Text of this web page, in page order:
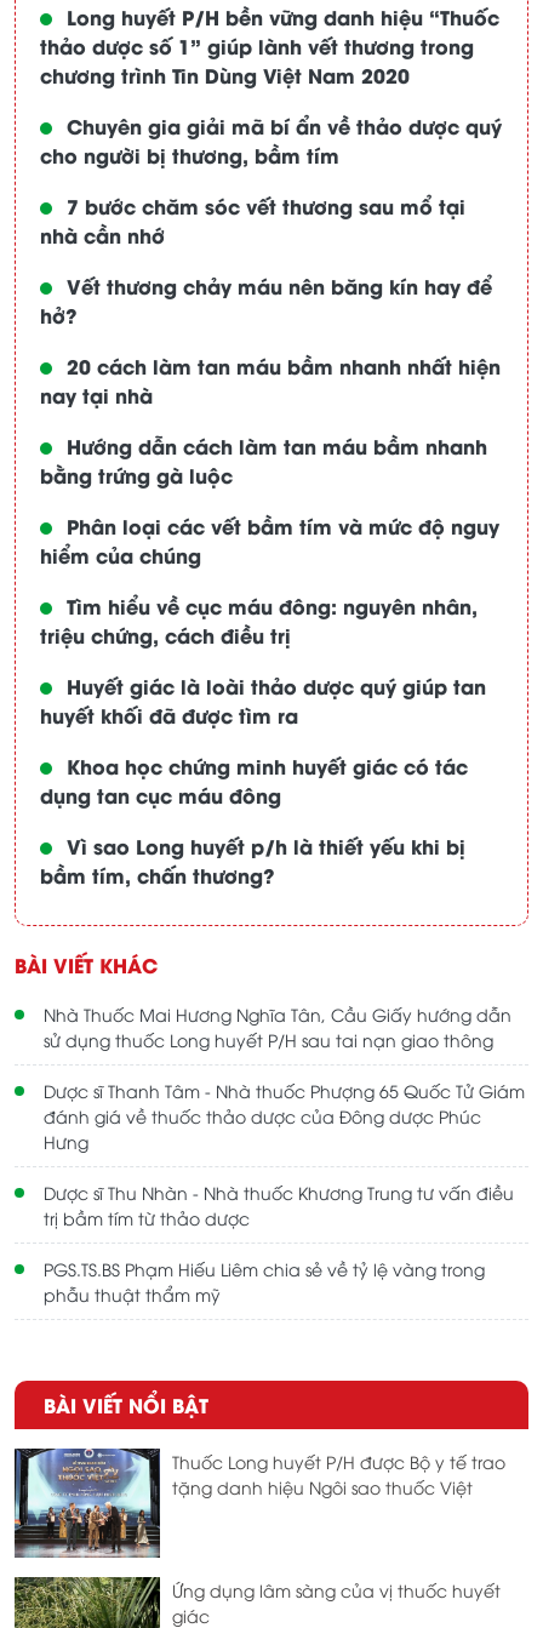
Long huyết P/H bền vững danh hiệu “Thuốc
thảo dược số 1” giúp lành vết thương trong
chương trình Tin Dùng Việt Nam 2020
Chuyên gia giải mã bí ẩn về thảo dược quý
cho người bị thương, bầm tím
7 bước chăm sóc vết thương sau mổ tại
nhà cần nhớ
Vết thương chảy máu nên băng kín hay để
hở?
20 cách làm tan máu bầm nhanh nhất hiện
nay tại nhà
Hướng dẫn cách làm tan máu bầm nhanh
bằng trứng gà luộc
Phân loại các vết bầm tím và mức độ nguy
hiểm của chúng
Tìm hiểu về cục máu đông: nguyên nhân,
triệu chứng, cách điều trị
Huyết giác là loài thảo dược quý giúp tan
huyết khối đã được tìm ra
Khoa học chứng minh huyết giác có tác
dụng tan cục máu đông
Vì sao Long huyết p/h là thiết yếu khi bị
bầm tím, chấn thương?
BÀI VIẾT KHÁC
Nhà Thuốc Mai Hương Nghĩa Tân, Cầu Giấy hướng dẫn
sử dụng thuốc Long huyết P/H sau tai nạn giao thông
Dược sĩ Thanh Tâm - Nhà thuốc Phượng 65 Quốc Tử Giám
đánh giá về thuốc thảo dược của Đông dược Phúc
Hưng
Dược sĩ Thu Nhàn - Nhà thuốc Khương Trung tư vấn điều
trị bầm tím từ thảo dược
PGS.TS.BS Phạm Hiếu Liêm chia sẻ về tỷ lệ vàng trong
phẫu thuật thẩm mỹ
BÀI VIẾT NỔI BẬT
Thuốc Long huyết P/H được Bộ y tế trao
tặng danh hiệu Ngôi sao thuốc Việt
Ứng dụng lâm sàng của vị thuốc huyết
giác